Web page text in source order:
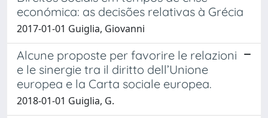
económica: as decisões relativas à Grécia
2017-01-01 Guiglia, Giovanni
Alcune proposte per favorire le relazioni
e le sinergie tra il diritto dell’Unione
europea e la Carta sociale europea.
2018-01-01 Guiglia, G.